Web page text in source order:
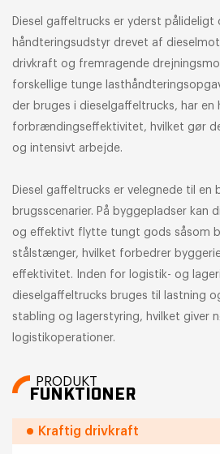
Diesel gaffeltrucks er yderst pålideligt
håndteringsudstyr drevet af
drivkraft og fremragende
forskellige tunge
der bruges i dieselgaffeltrucks, har en
forbrændingseffektivitet, hvilket gør
og intensivt arbejde.
Diesel gaffeltrucks er velegnede til en
brugsscenarier. På byggepladser kan
og effektivt flytte tungt gods såsom
stålstænger, hvilket forbedrer
effektivitet. Inden for logistik- og
dieselgaffeltrucks bruges til lastning
stabling og lagerstyring, hvilket giver
logistikoperationer.
PRODUKT
FUNKTIONER
Kraftig drivkraft